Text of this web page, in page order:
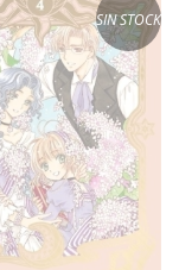
SIN STOCK